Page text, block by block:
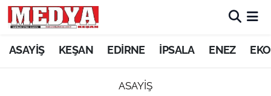
ASAYİŞ KEŞAN EDİRNE İPSALA ENEZ
ASAYİŞ
KEŞAN